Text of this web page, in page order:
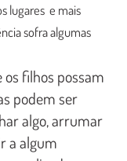
lugares e mais
sofra algumas
os filhos possam
podem ser
algo, arrumar
a algum